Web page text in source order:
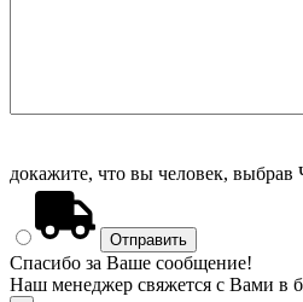
докажите, что вы человек, выбрав
Спасибо за Ваше сообщение!
Наш менеджер свяжется с Вами в